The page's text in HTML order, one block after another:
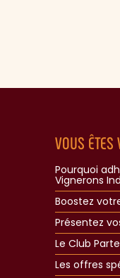
VOUS ÊTES
Pourquoi
Vignerons
Boostez
Présentez
Le Club
Les offres